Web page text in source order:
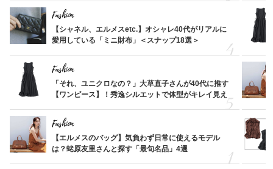
Fashion
【シャネル、エルメスetc.】オシャレ40代がリアルに
愛用している「ミニ財布」＜スナップ18選＞
Fashion
「それ、ユニクロなの？」大草直子さんが40代に推す
【ワンピース】！秀逸シルエットで体型がキレイ見え
Fashion
【エルメスのバッグ】気負わず日常に使えるモデル
は？蛯原友里さんと探す「最旬名品」4選